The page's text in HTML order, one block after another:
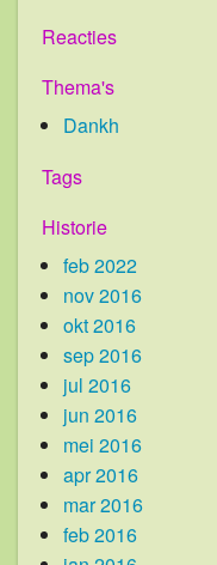
Reacties
Thema's
Dankh
Tags
Historie
feb 2022
nov 2016
okt 2016
sep 2016
jul 2016
jun 2016
mei 2016
apr 2016
mar 2016
feb 2016